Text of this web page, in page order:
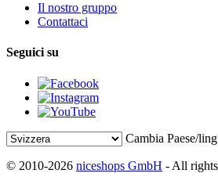
Il nostro gruppo
Contattaci
Seguici su
Cambia Paese/
© 2010-2026 niceshops GmbH - All